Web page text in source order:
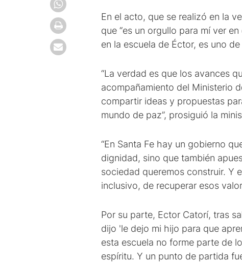
En el acto, que se realizó en la
que “es un orgullo para mí ver
en la escuela de Éctor, es uno
“La verdad es que los avances
acompañamiento del Ministerio
compartir ideas y propuestas
mundo de paz”, prosiguió la
“En Santa Fe hay un gobierno
dignidad, sino que también
sociedad queremos construir. Y
inclusivo, de recuperar esos
Por su parte, Ector Catorí, tras
dijo 'le dejo mi hijo para que
esta escuela no forme parte de
espíritu. Y un punto de partida